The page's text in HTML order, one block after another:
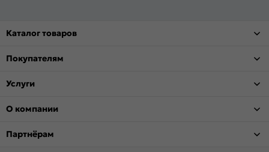
Каталог товаров
Покупателям
Услуги
О компании
Партнёрам